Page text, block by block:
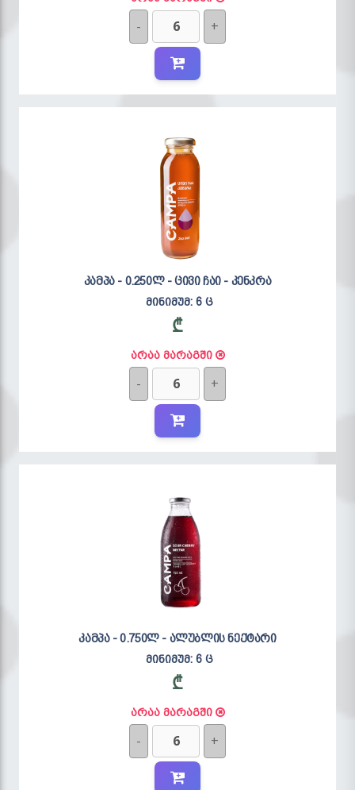
- +
კამპა - 0.250ლ - ცივი ჩაი - კენკრა
მინიმუმ: 6 ც
₾
არაა მარაგში
- +
კამპა - 0.750ლ - ალუბლის ნექტარი
მინიმუმ: 6 ც
₾
არაა მარაგში
- +